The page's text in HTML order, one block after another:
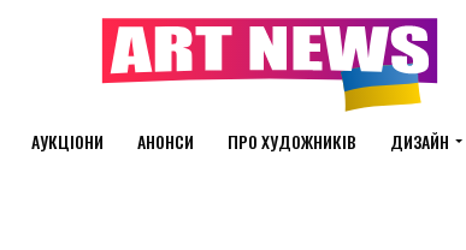
АУКЦІОНИ АНОНСИ ПРО ХУДОЖНИКІВ ДИЗАЙН